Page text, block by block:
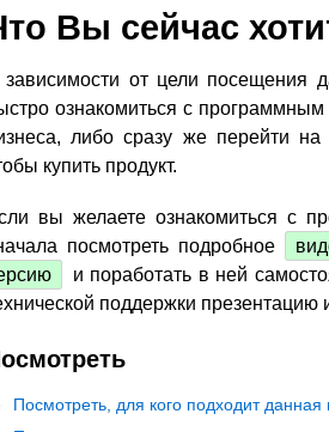
Вы сейчас
зависимости от цели посещения
ознакомиться с
либо сразу же перейти
купить продукт.
вы желаете ознакомиться с
посмотреть подробное
и поработать в ней
поддержки презентацию
Посмотреть, для кого подходит